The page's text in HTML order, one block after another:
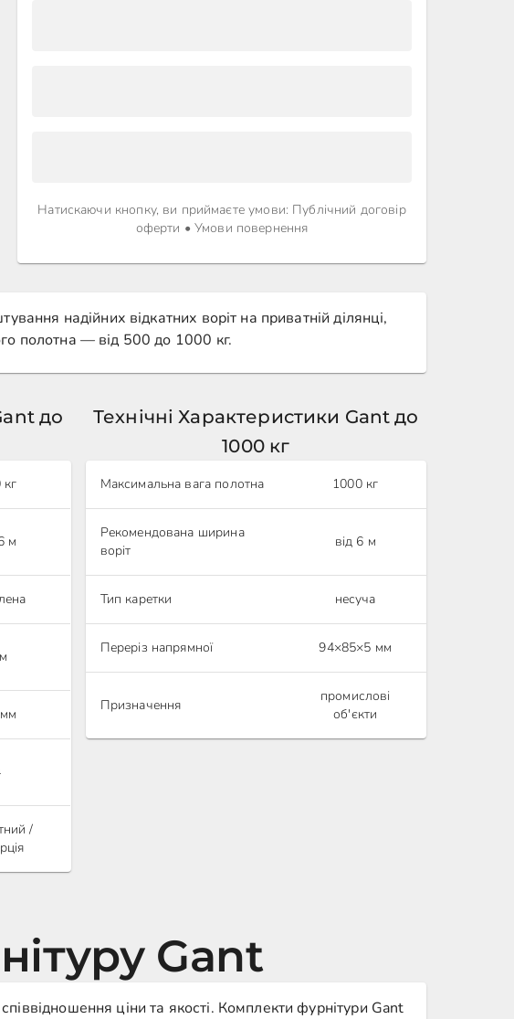
Натискаючи кнопку, ви приймаєте умови: Публічний договір
оферти • Умови повернення
надійних відкатних воріт на приватній ділянці,
полотна — від 500 до 1000 кг.
до
м
/
Технічні Характеристики Gant до
1000 кг
Максимальна вага полотна 1000 кг
Рекомендована ширина
воріт
від 6 м
Тип каретки несуча
Переріз напрямної 94×85×5 мм
Призначення
промислові
об'єкти
Gant
ціни та якості. Комплекти фурнітури Gant